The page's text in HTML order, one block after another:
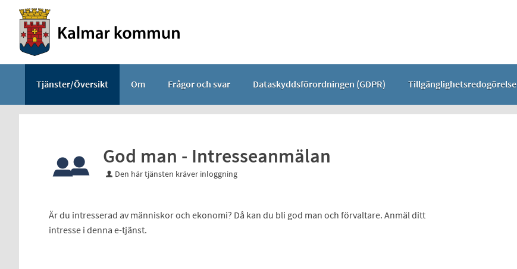
Välkommen
tjänster
kommun
Tjänster/Översikt Om Frågor och svar Dataskyddsförordningen (GDPR) Tillgänglighetsredogörelse
God man - Intresseanmälan
Den här tjänsten kräver inloggning
Är du intresserad av människor och ekonomi? Då kan du bli god man och förvaltare. Anmäl ditt
intresse i denna e-tjänst.